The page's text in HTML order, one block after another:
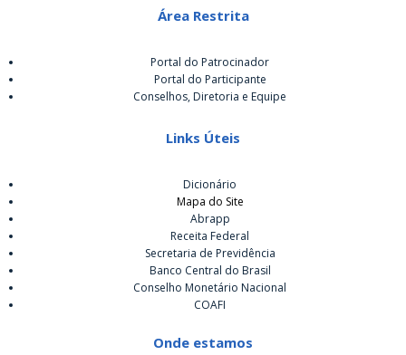
Área Restrita
Portal do Patrocinador
Portal do Participante
Conselhos, Diretoria e Equipe
Links Úteis
Dicionário
Mapa do Site
Abrapp
Receita Federal
Secretaria de Previdência
Banco Central do Brasil
Conselho Monetário Nacional
COAFI
Onde estamos